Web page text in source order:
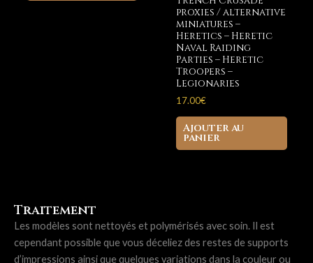
proxies / alternative
miniatures –
Heretics – Heretic
Naval Raiding
Parties – Heretic
Troopers –
Legionaries
17.00€
Ajouter au
panier
Traitement
Les modèles sont nettoyés et polymérisés avec soin. Il est
cependant possible que vous déceliez des restes de supports
d’impressions ainsi que quelques variations dans la couleur ou